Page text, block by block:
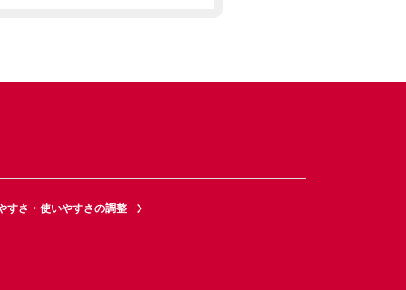
すさ・使いやすさの調整